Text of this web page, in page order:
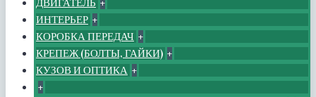
ДВИГАТЕЛЬ +
ИНТЕРЬЕР +
КОРОБКА ПЕРЕДАЧ +
КРЕПЕЖ (БОЛТЫ, ГАЙКИ) +
КУЗОВ И ОПТИКА +
+